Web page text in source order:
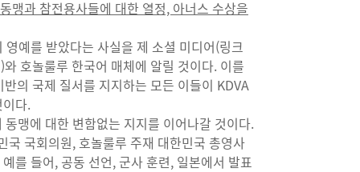
맹과 참전용사들에 대한 열정, 아너스 수상을
예를 받았다는 사실을 제 소셜 미디어(링크
호놀룰루 한국어 매체에 알릴 것이다. 이를
의 국제 질서를 지지하는 모든 이들이 KDVA
다.
맹에 대한 변함없는 지지를 이어나갈 것이다.
국회의원, 호놀룰루 주재 대한민국 총영사
를 들어, 공동 선언, 군사 훈련, 일본에서 발표